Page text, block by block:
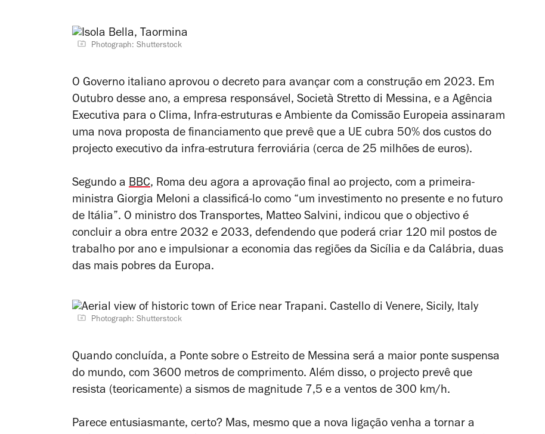
Photograph: Shutterstock
O Governo italiano aprovou o decreto para avançar com a construção em 2023. Em
Outubro desse ano, a empresa responsável, Società Stretto di Messina, e a Agência
Executiva para o Clima, Infra-estruturas e Ambiente da Comissão Europeia assinaram
uma nova proposta de financiamento que prevê que a UE cubra 50% dos custos do
projecto executivo da infra-estrutura ferroviária (cerca de 25 milhões de euros).
Segundo a BBC, Roma deu agora a aprovação final ao projecto, com a primeira-
ministra Giorgia Meloni a classificá-lo como “um investimento no presente e no futuro
de Itália”. O ministro dos Transportes, Matteo Salvini, indicou que o objectivo é
concluir a obra entre 2032 e 2033, defendendo que poderá criar 120 mil postos de
trabalho por ano e impulsionar a economia das regiões da Sicília e da Calábria, duas
das mais pobres da Europa.
Photograph: Shutterstock
Quando concluída, a Ponte sobre o Estreito de Messina será a maior ponte suspensa
do mundo, com 3600 metros de comprimento. Além disso, o projecto prevê que
resista (teoricamente) a sismos de magnitude 7,5 e a ventos de 300 km/h.
Parece entusiasmante, certo? Mas, mesmo que a nova ligação venha a tornar a